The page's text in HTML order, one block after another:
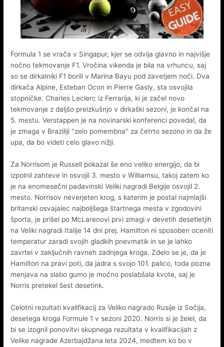
Formula 1 se vrača v Singapur, kjer se odvija glavno in najvišje
nočno tekmovanje F1. Vročina vikenda je bila na vrhuncu, saj
so se dirkalniki F1 borili v Marina Bayu pod zavetjem noči. Dva
dirkača Alpine, Esteban Ocon in Pierre Gasly, sta osvojila
stopničke. Charles Leclerc iz Ferrarija, ki je začel novo
tekmovanje z daljšo preizkušnjo v dirkaški sezoni, je končal na
5. mestu. Verstappen je na novinarski konferenci povedal, da
je zmaga v Braziliji "zelo pomembna" za četrto sezono in da že
upa, da bo videti celo glavo nižji.
Za Norrisom je Russell pokazal še eno veliko energijo, da bi
izpolnil zahteve in osvojil 3. mesto v Williamsu, takoj zatem ko
je na enomesečni padavinski Veliki nagradi Belgije osvojil 2.
mesto. Norrisov neverjeten krog, s katerim je postal najmlajši
britanski osvajalec najboljšega štartnega mesta v zgodovini
športa, je prišel po McLarenovi prvi zmagi v devetih desetletjih
na Veliki nagradi Italije 14 dni prej. Hamilton ni sposoben oceniti
temperatur zaradi svojih gladkih pnevmatik in se je lahko
zavrtel v zaključnih ravneh zadnjega kroga. Zdelo se je, da je
Hamilton na pravi poti, da jadra s svojo 101. palico, toda pozna
menjava na slabo gumo je močno poslabšala kvote, saj je
Norris pretekel šest desetink.
Celotni rezultati kvalifikacij za Veliko nagrado Rusije iz Sočija,
desetega kroga Formule 1 v sezoni 2020. Norris si je želel, da
bi se izognil ponovitvi skupnega rezultata v kvalifikacijah z
Velike nagrade Azerbajdžana leta 2024, medtem ko bo v